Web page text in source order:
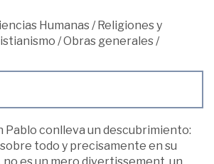
Humanas/Religiones y
/Obras generales/
Pablo conlleva un descubrimiento:
todo y precisamente en su